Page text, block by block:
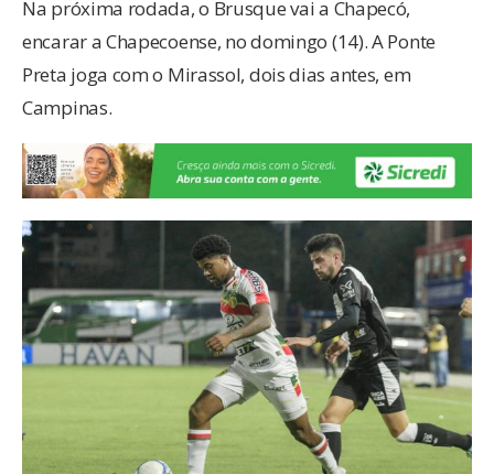
Na próxima rodada, o Brusque vai a Chapecó,
encarar a Chapecoense, no domingo (14). A Ponte
Preta joga com o Mirassol, dois dias antes, em
Campinas.